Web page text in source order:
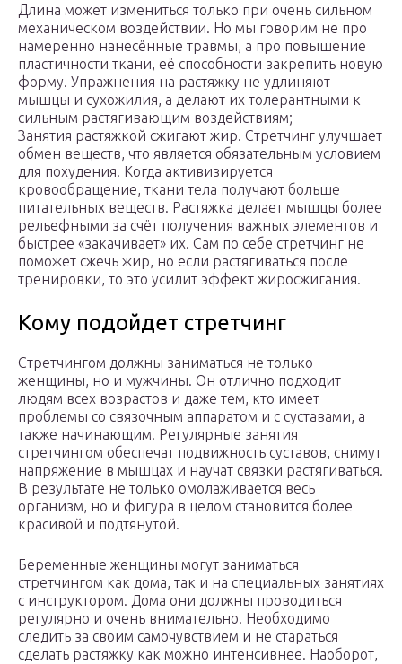
Длина может измениться только при очень сильном
механическом воздействии. Но мы говорим не про
намеренно нанесённые травмы, а про повышение
пластичности ткани, её способности закрепить новую
форму. Упражнения на растяжку не удлиняют
мышцы и сухожилия, а делают их толерантными к
сильным растягивающим воздействиям;
Занятия растяжкой сжигают жир. Стретчинг улучшает
обмен веществ, что является обязательным условием
для похудения. Когда активизируется
кровообращение, ткани тела получают больше
питательных веществ. Растяжка делает мышцы более
рельефными за счёт получения важных элементов и
быстрее «закачивает» их. Сам по себе стретчинг не
поможет сжечь жир, но если растягиваться после
тренировки, то это усилит эффект жиросжигания.
Кому подойдет стретчинг
Стретчингом должны заниматься не только
женщины, но и мужчины. Он отлично подходит
людям всех возрастов и даже тем, кто имеет
проблемы со связочным аппаратом и с суставами, а
также начинающим. Регулярные занятия
стретчингом обеспечат подвижность суставов, снимут
напряжение в мышцах и научат связки растягиваться.
В результате не только омолаживается весь
организм, но и фигура в целом становится более
красивой и подтянутой.
Беременные женщины могут заниматься
стретчингом как дома, так и на специальных занятиях
с инструктором. Дома они должны проводиться
регулярно и очень внимательно. Необходимо
следить за своим самочувствием и не стараться
сделать растяжку как можно интенсивнее. Наоборот,